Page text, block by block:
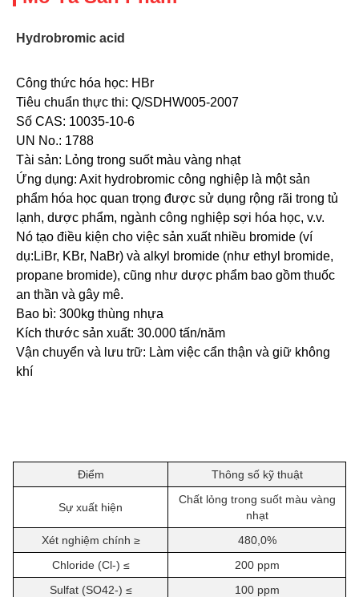
Hydrobromic acid
Công thức hóa học: HBr
Tiêu chuẩn thực thi: Q/SDHW005-2007
Số CAS: 10035-10-6
UN No.: 1788
Tài sản: Lỏng trong suốt màu vàng nhạt
Ứng dụng: Axit hydrobromic công nghiệp là một sản
phẩm hóa học quan trọng được sử dụng rộng rãi trong tủ
lạnh, dược phẩm, ngành công nghiệp sợi hóa học, v.v.
Nó tạo điều kiện cho việc sản xuất nhiều bromide (ví
dụ:LiBr, KBr, NaBr) và alkyl bromide (như ethyl bromide,
propane bromide), cũng như dược phẩm bao gồm thuốc
an thần và gây mê.
Bao bì: 300kg thùng nhựa
Kích thước sản xuất: 30.000 tấn/năm
Vận chuyển và lưu trữ: Làm việc cẩn thận và giữ không
khí
Điểm Thông số kỹ thuật
Sự xuất hiện
Chất lỏng trong suốt màu vàng
nhạt
Xét nghiệm chính ≥
480,0%
Chloride (Cl-) ≤
200 ppm
Sulfat (SO42-) ≤
100 ppm